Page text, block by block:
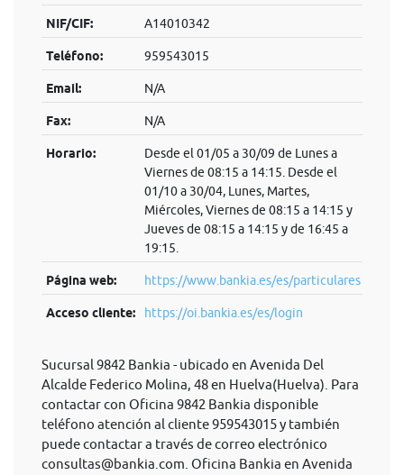
NIF/CIF: A14010342
Teléfono: 959543015
Email: N/A
Fax: N/A
Horario:
Desde el 01/05 a 30/09 de Lunes a
Viernes de 08:15 a 14:15. Desde el
01/10 a 30/04, Lunes, Martes,
Miércoles, Viernes de 08:15 a 14:15 y
Jueves de 08:15 a 14:15 y de 16:45 a
19:15.
Página web: https://www.bankia.es/es/particulares
Acceso cliente: https://oi.bankia.es/es/login
Sucursal 9842 Bankia - ubicado en Avenida Del
Alcalde Federico Molina, 48 en Huelva(Huelva). Para
contactar con Oficina 9842 Bankia disponible
teléfono atención al cliente 959543015 y también
puede contactar a través de correo electrónico
consultas@bankia.com . Oficina Bankia en Avenida